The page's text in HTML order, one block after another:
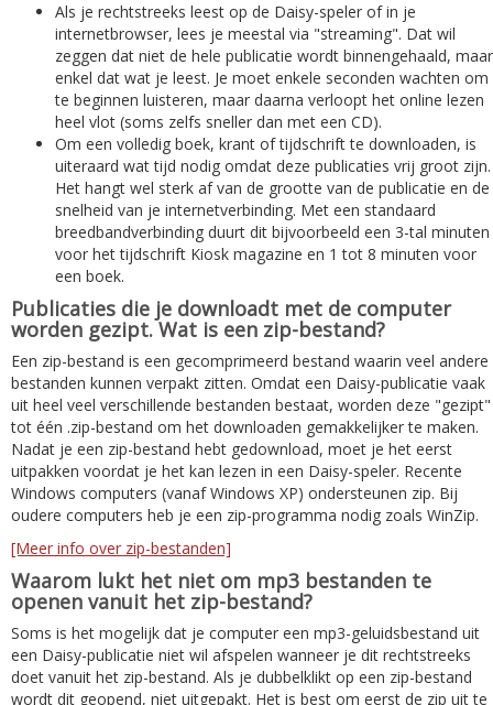
Als je rechtstreeks leest op de Daisy-speler of in je
internetbrowser, lees je meestal via "streaming". Dat wil
zeggen dat niet de hele publicatie wordt binnengehaald, maar
enkel dat wat je leest. Je moet enkele seconden wachten om
te beginnen luisteren, maar daarna verloopt het online lezen
heel vlot (soms zelfs sneller dan met een CD).
Om een volledig boek, krant of tijdschrift te downloaden, is
uiteraard wat tijd nodig omdat deze publicaties vrij groot zijn.
Het hangt wel sterk af van de grootte van de publicatie en de
snelheid van je internetverbinding. Met een standaard
breedbandverbinding duurt dit bijvoorbeeld een 3-tal minuten
voor het tijdschrift Kiosk magazine en 1 tot 8 minuten voor
een boek.
Publicaties die je downloadt met de computer
worden gezipt. Wat is een zip-bestand?
Een zip-bestand is een gecomprimeerd bestand waarin veel andere
bestanden kunnen verpakt zitten. Omdat een Daisy-publicatie vaak
uit heel veel verschillende bestanden bestaat, worden deze "gezipt"
tot één .zip-bestand om het downloaden gemakkelijker te maken.
Nadat je een zip-bestand hebt gedownload, moet je het eerst
uitpakken voordat je het kan lezen in een Daisy-speler. Recente
Windows computers (vanaf Windows XP) ondersteunen zip. Bij
oudere computers heb je een zip-programma nodig zoals WinZip.
[Meer info over zip-bestanden]
Waarom lukt het niet om mp3 bestanden te
openen vanuit het zip-bestand?
Soms is het mogelijk dat je computer een mp3-geluidsbestand uit
een Daisy-publicatie niet wil afspelen wanneer je dit rechtstreeks
doet vanuit het zip-bestand. Als je dubbelklikt op een zip-bestand
wordt dit geopend, niet uitgepakt. Het is best om eerst de zip uit te